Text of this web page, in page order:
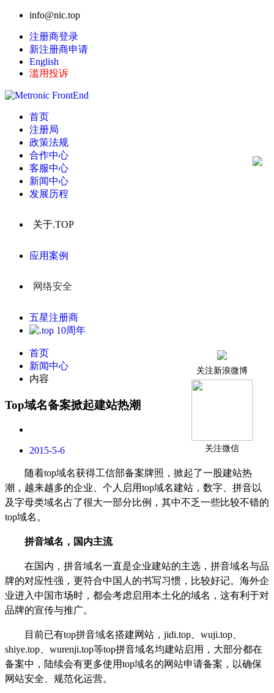
info@nic.top
注册商登录
新注册商申请
English
滥用投诉
首页
注册局
政策法规
合作中心
客服中心
新闻中心
发展历程
关于.TOP
应用案例
网络安全
五星注册商
关注新浪微博
关注微信
首页
新闻中心
内容
Top域名备案掀起建站热潮
2015-5-6
随着top域名获得工信部备案牌照，掀起了一股建站热
潮，越来越多的企业、个人启用top域名建站，数字、拼音以
及字母类域名占了很大一部分比例，其中不乏一些比较不错的
top域名。
拼音域名，国内主流
在国内，拼音域名一直是企业建站的主选，拼音域名与品
牌的对应性强，更符合中国人的书写习惯，比较好记。海外企
业进入中国市场时，都会考虑启用本土化的域名，这有利于对
品牌的宣传与推广。
目前已有top拼音域名搭建网站， jidi.top、 wuji.top、
shiye.top、 wurenji.top等top拼音域名均建站启用，大部分都在
备案中，陆续会有更多使用top域名的网站申请备案，以确保
网站安全、规范化运营。